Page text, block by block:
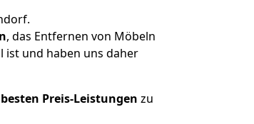
, das Entfernen von Möbeln
ist und haben uns daher
besten Preis-Leistungen zu